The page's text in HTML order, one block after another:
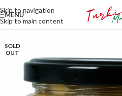
Skip to navigation
Skip to main content
MENU
SOLD
OUT